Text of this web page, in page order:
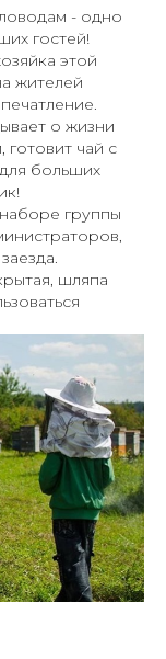
- одно
гостей!
этой
жителей
о жизни
готовит чай с
больших
группы
шляпа